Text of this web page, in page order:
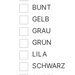
BUNT
GELB
GRAU
GRÜN
LILA
SCHWARZ